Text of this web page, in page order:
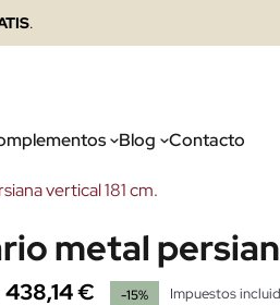
.
Blog Contacto
vertical 181 cm.
metal
438,14 € -15% Impuestos